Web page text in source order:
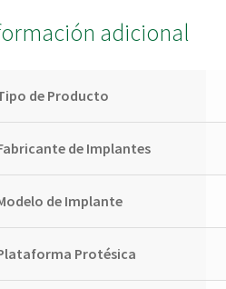
adicional
de Producto
de Implantes
de Implante
Protésica